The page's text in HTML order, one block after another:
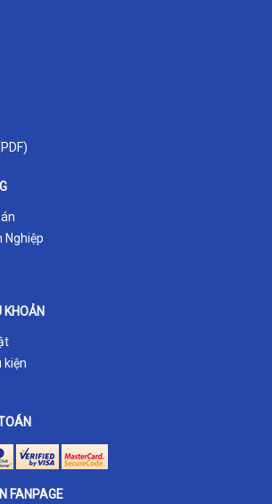
Nghiệp
KHOẢN
kiện
FANPAGE